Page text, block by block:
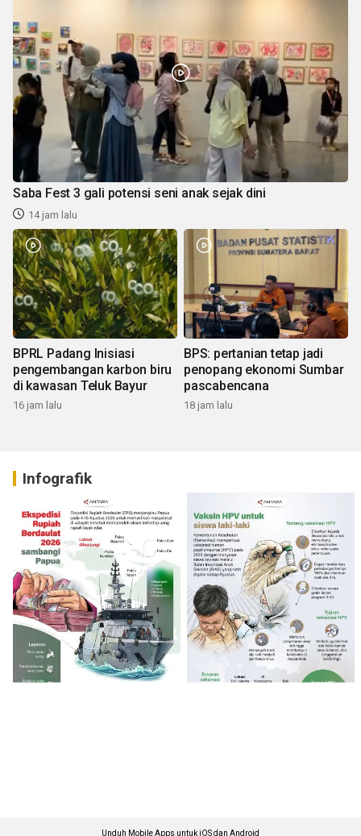
Saba Fest 3 gali potensi seni anak sejak dini
14 jam lalu
BPRL Padang Inisiasi
pengembangan karbon biru
di kawasan Teluk Bayur
16 jam lalu
BPS: pertanian tetap jadi
penopang ekonomi Sumbar
pascabencana
18 jam lalu
Infografik
Unduh Mobile Apps untuk iOS dan Android